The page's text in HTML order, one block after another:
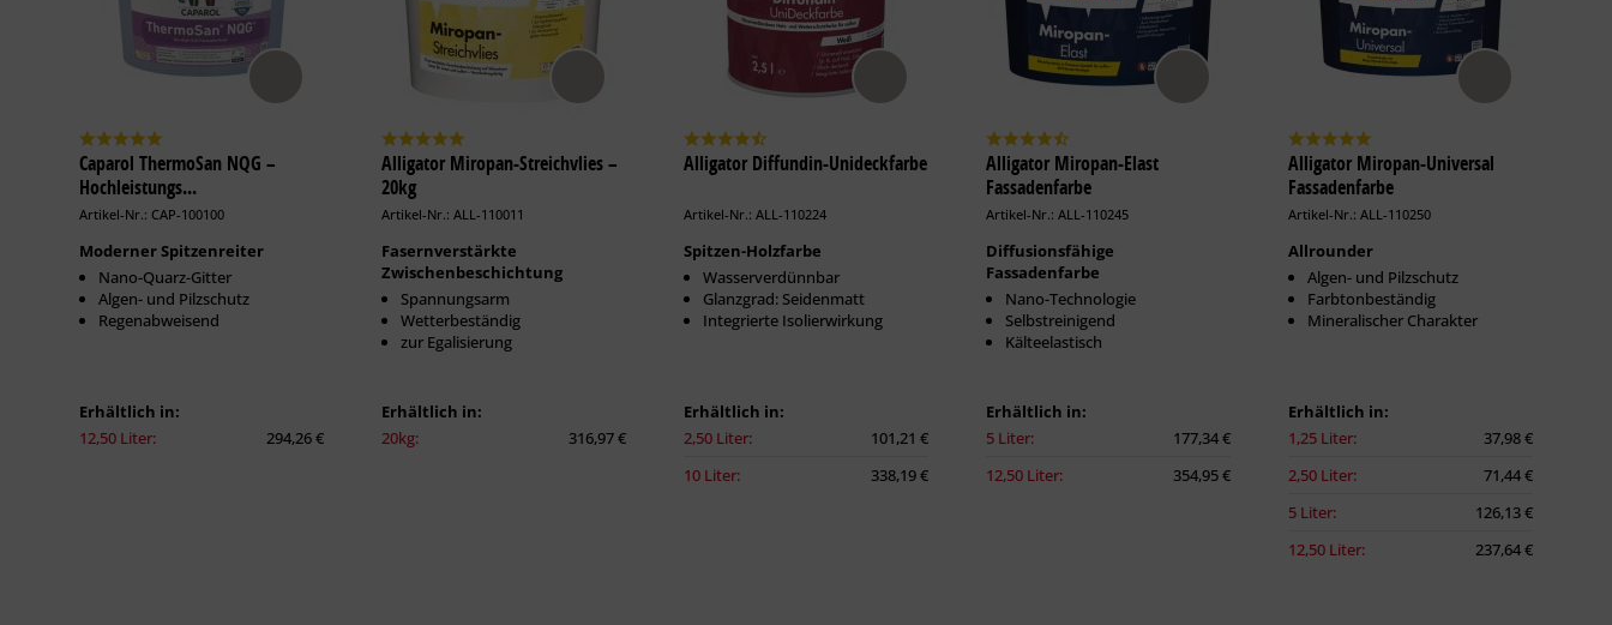
Caparol ThermoSan NQG –
Hochleistungs...
Artikel-Nr.: CAP-100100
Moderner Spitzenreiter
Nano-Quarz-Gitter
Algen- und Pilzschutz
Regenabweisend
Erhältlich in:
12,50 Liter:
294,26 €
Alligator Miropan-Streichvlies –
20kg
Artikel-Nr.: ALL-110011
Fasernverstärkte
Zwischenbeschichtung
Spannungsarm
Wetterbeständig
zur Egalisierung
Erhältlich in:
20kg:
316,97 €
Alligator Diffundin-Unideckfarbe
Artikel-Nr.: ALL-110224
Spitzen-Holzfarbe
Wasserverdünnbar
Glanzgrad: Seidenmatt
Integrierte Isolierwirkung
Erhältlich in:
2,50 Liter:
101,21 €
10 Liter:
338,19 €
Alligator Miropan-Elast
Fassadenfarbe
Artikel-Nr.: ALL-110245
Diffusionsfähige
Fassadenfarbe
Nano-Technologie
Selbstreinigend
Kälteelastisch
Erhältlich in:
5 Liter:
177,34 €
12,50 Liter:
354,95 €
Alligator Miropan-Universal
Fassadenfarbe
Artikel-Nr.: ALL-110250
Allrounder
Algen- und Pilzschutz
Farbtonbeständig
Mineralischer Charakter
Erhältlich in:
1,25 Liter:
37,98 €
2,50 Liter:
71,44 €
5 Liter:
126,13 €
12,50 Liter:
237,64 €